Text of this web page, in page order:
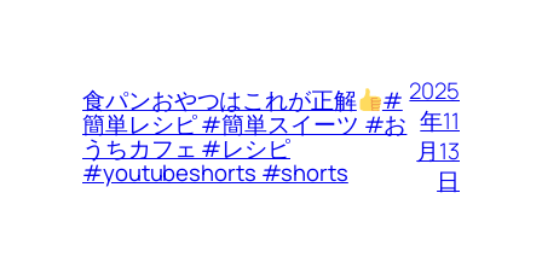
食パンおやつはこれが正解 #
簡単レシピ #簡単スイーツ #お
うちカフェ #レシピ
#youtubeshorts #shorts
2025
年11
月13
日